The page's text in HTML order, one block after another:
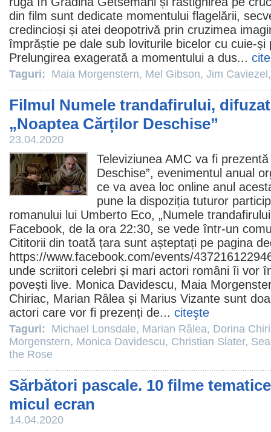
din film sunt dedicate momentului flagelării,
credincioși și atei deopotrivă prin cruzimea
împrăștie pe dale sub loviturile bicelor cu cuie-și
Prelungirea exagerată a momentului a dus...
Taguri: Maia Morgenstern, Mel Gibson, Jim Caviezel
Filmul Numele trandafirului,
„Noaptea Cărților Deschise”
23.04.2020
Televiziunea AMC va fi
Deschise”, evenimentul anual
ce va avea loc online anul
pune la dispoziția tuturor
romanului lui Umberto Eco, „Numele trandafirului
Facebook, de la ora 22:30, se vede într-un
Cititorii din toată țara sunt așteptați pe pagina
https://www.facebook.com/events/
unde scriitori celebri și mari actori români îi vor
povești live. Monica Davidescu, Maia
Chiriac, Marian Râlea și Marius Vizante sunt
actori care vor fi prezenți de... citeşte
Taguri: Michael Lonsdale, Marian Râlea, Dorina
Morgenstern, Monica Davidescu, Christian Slater,
the Rose
Sărbători pascale. 10 filme
micul ecran
14.04.2020